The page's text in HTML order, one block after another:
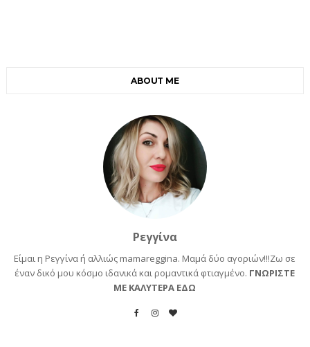
ABOUT ME
Ρεγγίνα
Είμαι η Ρεγγίνα ή αλλιώς mamareggina. Μαμά δύο αγοριών!!!Ζω σε
έναν δικό μου κόσμο ιδανικά και ρομαντικά φτιαγμένο. ΓΝΩΡΙΣΤΕ
ΜΕ ΚΑΛΥΤΕΡΑ ΕΔΩ